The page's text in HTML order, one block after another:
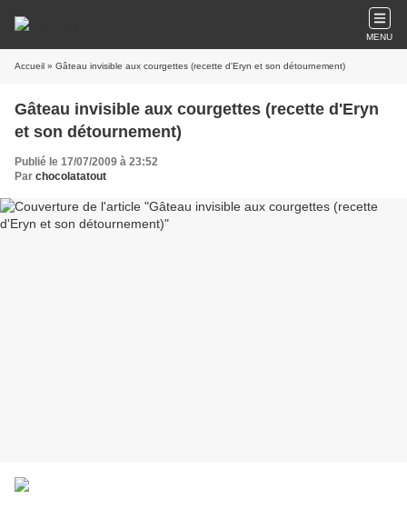
MENU
Accueil » Gâteau invisible aux courgettes (recette d'Eryn et son détournement)
Gâteau invisible aux courgettes (recette d'Eryn
et son détournement)
Publié le 17/07/2009 à 23:52
Par chocolatatout